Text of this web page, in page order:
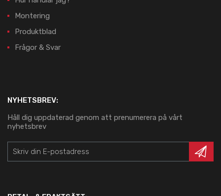
Montering
Produktblad
Frågor & Svar
NYHETSBREV:
Håll dig uppdaterad genom att prenumerera på vårt
nyhetsbrev